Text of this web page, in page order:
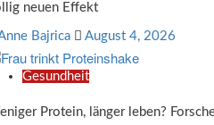
neuen Effekt
Bajrica August 4, 2026
Gesundheit
Protein, länger leben?